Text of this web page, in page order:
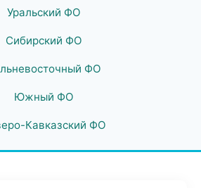
Уральский ФО
Сибирский ФО
ФО
Южный ФО
Кавказский ФО